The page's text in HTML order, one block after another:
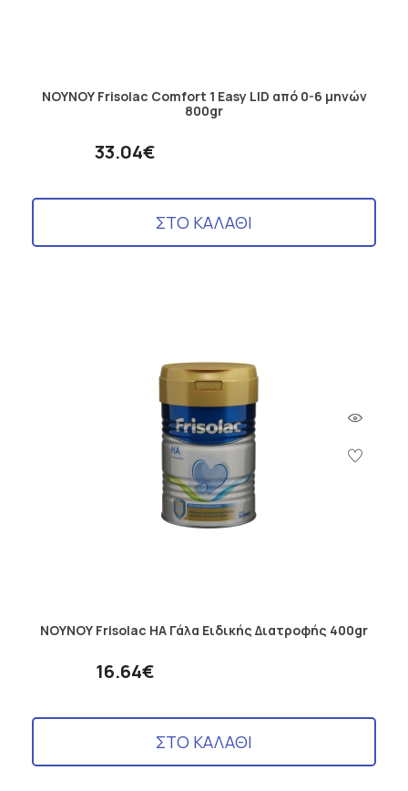
ΝΟΥΝΟΥ Frisolac Comfort 1 Easy LID από 0-6 μηνών
800gr
33.04€
ΣΤΟ ΚΑΛΑΘΙ
ΝΟΥΝΟΥ Frisolac HA Γάλα Ειδικής Διατροφής 400gr
16.64€
ΣΤΟ ΚΑΛΑΘΙ